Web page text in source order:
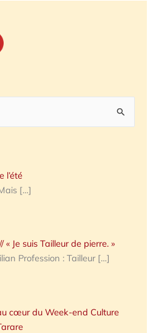
l’été
[…]
« Je suis Tailleur de pierre. »
Profession : Tailleur […]
cœur du Week-end Culture